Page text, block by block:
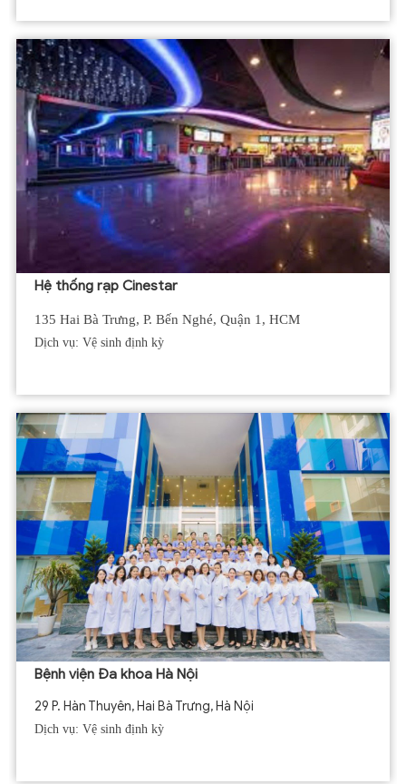
Hệ thống rạp Cinestar
135 Hai Bà Trưng, P. Bến Nghé, Quận 1, HCM
Dịch vụ: Vệ sinh định kỳ
Bệnh viện Đa khoa Hà Nội
29 P. Hàn Thuyên, Hai Bà Trưng, Hà Nội
Dịch vụ: Vệ sinh định kỳ